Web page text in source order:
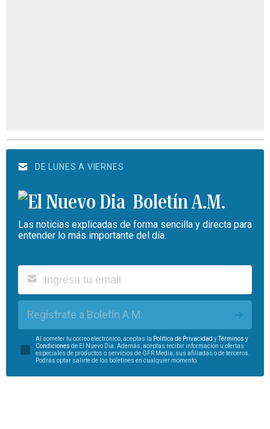
DE LUNES A VIERNES
Boletín A.M.
Las noticias explicadas de forma sencilla y directa para
entender lo más importante del día.
Regístrate a Boletín A.M.
Al someter tu correo electrónico, aceptas la Política de Privacidad yTérminos y
Condiciones de El Nuevo Día. Además, aceptas recibir información u ofertas
especiales de productos o servicios de GFR Media, sus afiliadas o de terceros.
Podrás optar salirte de los boletines en cualquier momento.